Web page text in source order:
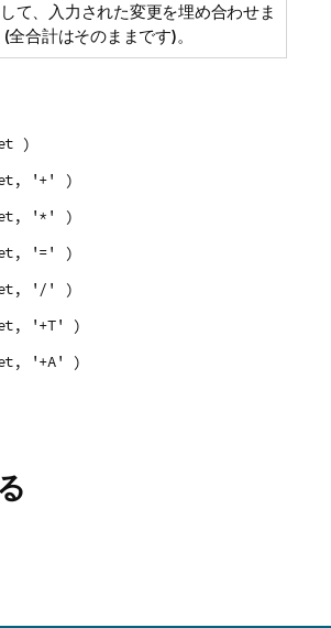
て、入力された変更を埋め合わせま
全合計はそのままです)。
)
'+' )
'*' )
'=' )
'/' )
'+T' )
'+A' )